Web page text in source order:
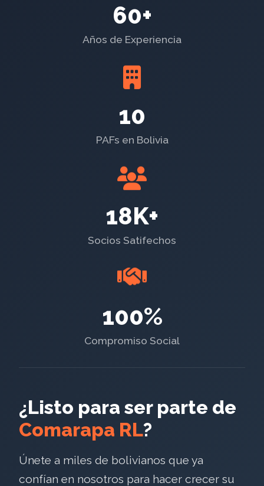
60+
Años de Experiencia
10
PAFs en Bolivia
18K+
Socios Satifechos
100%
Compromiso Social
¿Listo para ser parte de
Comarapa RL?
Únete a miles de bolivianos que ya
confían en nosotros para hacer crecer su